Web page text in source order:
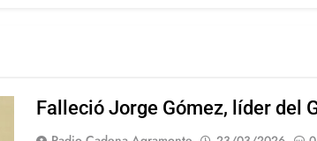
Falleció Jorge Gómez, líder del